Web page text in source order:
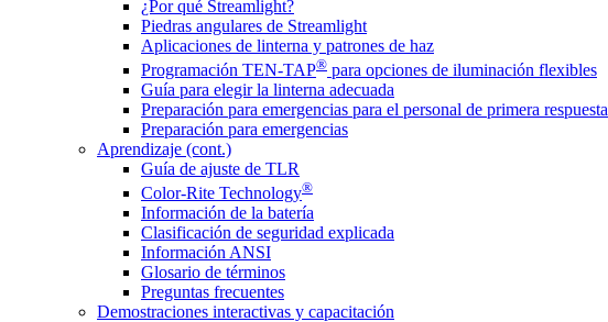
¿Por qué Streamlight?
Piedras angulares de Streamlight
Aplicaciones de linterna y patrones de haz
Programación TEN-TAP® para opciones de iluminación flexibles
Guía para elegir la linterna adecuada
Preparación para emergencias para el personal de primera respuesta
Preparación para emergencias
Aprendizaje (cont.)
Guía de ajuste de TLR
Color-Rite Technology®
Información de la batería
Clasificación de seguridad explicada
Información ANSI
Glosario de términos
Preguntas frecuentes
Demostraciones interactivas y capacitación